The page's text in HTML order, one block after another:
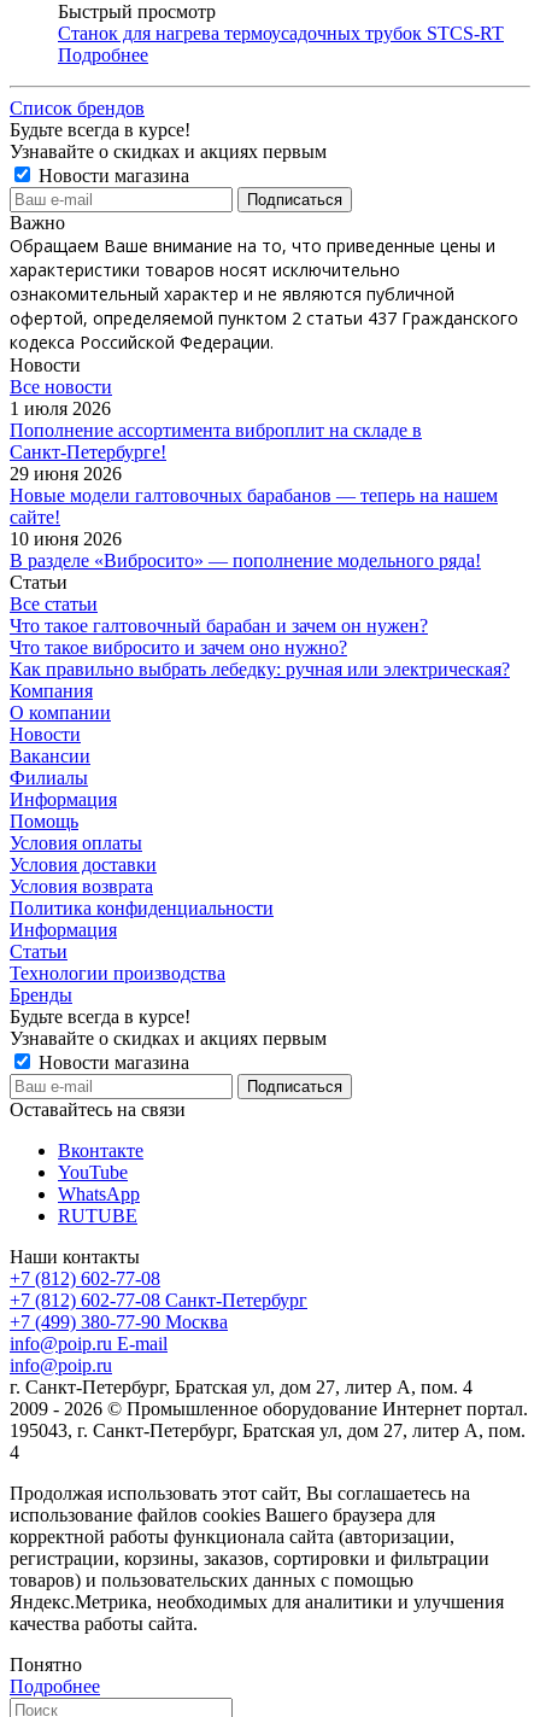
Быстрый просмотр
Станок для нагрева термоусадочных трубок STCS-RT
Подробнее
Список брендов
Будьте всегда в курсе!
Узнавайте о скидках и акциях первым
Новости магазина
Важно
Обращаем Ваше внимание на то, что приведенные цены и
характеристики товаров носят исключительно
ознакомительный характер и не являются публичной
офертой, определяемой пунктом 2 статьи 437 Гражданского
кодекса Российской Федерации.
Новости
Все новости
1 июля 2026
Пополнение ассортимента виброплит на складе в
Санкт‑Петербурге!
29 июня 2026
Новые модели галтовочных барабанов — теперь на нашем
сайте!
10 июня 2026
В разделе «Вибросито» — пополнение модельного ряда!
Статьи
Все статьи
Что такое галтовочный барабан и зачем он нужен?
Что такое вибросито и зачем оно нужно?
Как правильно выбрать лебедку: ручная или электрическая?
Компания
О компании
Новости
Вакансии
Филиалы
Информация
Помощь
Условия оплаты
Условия доставки
Условия возврата
Политика конфиденциальности
Информация
Статьи
Технологии производства
Бренды
Будьте всегда в курсе!
Узнавайте о скидках и акциях первым
Новости магазина
Оставайтесь на связи
Вконтакте
YouTube
WhatsApp
RUTUBE
Наши контакты
+7 (812) 602-77-08
+7 (812) 602-77-08 Санкт-Петербург
+7 (499) 380-77-90 Москва
info@poip.ru E-mail
info@poip.ru
г. Санкт-Петербург, Братская ул, дом 27, литер А, пом. 4
2009 - 2026 © Промышленное оборудование Интернет портал.
195043, г. Санкт-Петербург, Братская ул, дом 27, литер А, пом.
4
Продолжая использовать этот сайт, Вы соглашаетесь на
использование файлов cookies Вашего браузера для
корректной работы функционала сайта (авторизации,
регистрации, корзины, заказов, сортировки и фильтрации
товаров) и пользовательских данных с помощью
Яндекс.Метрика, необходимых для аналитики и улучшения
качества работы сайта.
Понятно
Подробнее